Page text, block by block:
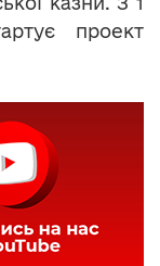
проект